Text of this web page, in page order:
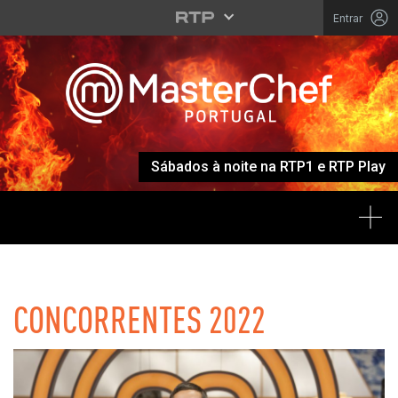
Entrar
Sábados à noite na RTP1 e RTP Play
CONCORRENTES 2022
Listagem de Concorrentes